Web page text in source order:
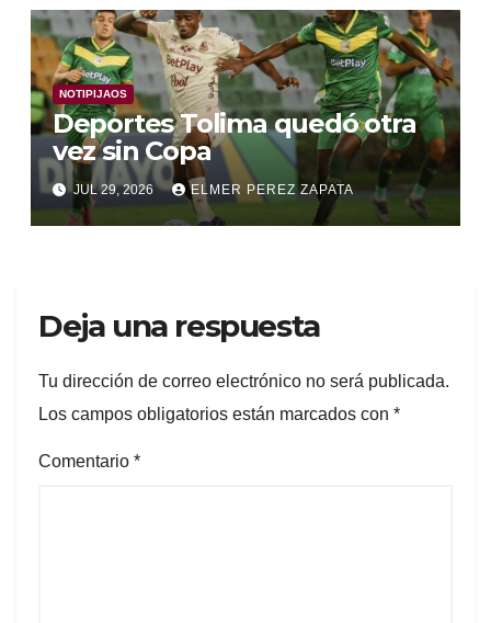
NOTIPIJAOS
Deportes Tolima quedó otra
vez sin Copa
JUL 29, 2026 ELMER PEREZ ZAPATA
Deja una respuesta
Tu dirección de correo electrónico no será publicada.
Los campos obligatorios están marcados con *
Comentario *